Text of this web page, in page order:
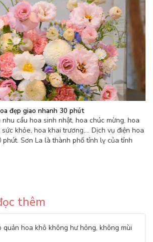
đẹp giao nhanh 30 phút
cầu hoa sinh nhật, hoa chúc mừng, hoa
khỏe, hoa khai trương,… Dịch vụ điện hoa
phút. Sơn La là thành phố tỉnh lỵ của tỉnh
thêm
quản hoa khô không hư hỏng, không mùi